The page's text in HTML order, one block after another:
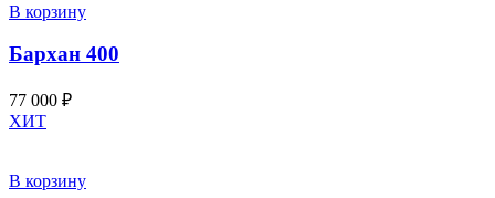
В корзину
Бархан 400
77 000 ₽
ХИТ
В корзину